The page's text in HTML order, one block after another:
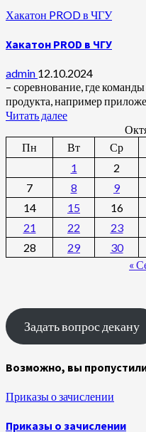
Хакатон PROD в ЧГУ
Хакатон PROD в ЧГУ
admin 12.10.2024
– соревнование, где
продукта, например
Читать далее
Пн
Вт Ср
1
2
7
8 9
14
15 16
21
22 23
28
29 30
«
Задать вопрос декану
Возможно, вы
Приказы о зачислении
Приказы о зачислении